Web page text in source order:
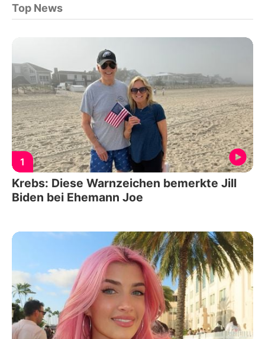
Top News
1
Krebs: Diese Warnzeichen bemerkte Jill
Biden bei Ehemann Joe